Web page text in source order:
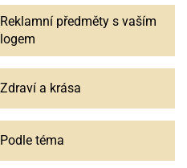
Reklamní předměty s vaším
logem
Zdraví a krása
Podle téma